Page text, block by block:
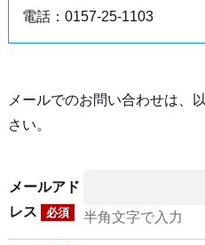
電話：0157-25-1103
メールでのお問い合わせは、
さい。
メールアド
レス
必須 半角文字で入力